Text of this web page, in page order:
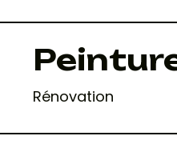
Rénovation